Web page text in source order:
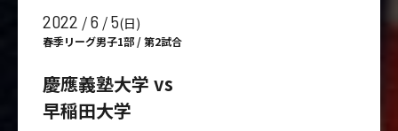
2022 /6 /5(日)
春季リーグ男子1部 / 第2試合
慶應義塾大学 vs
早稲田大学